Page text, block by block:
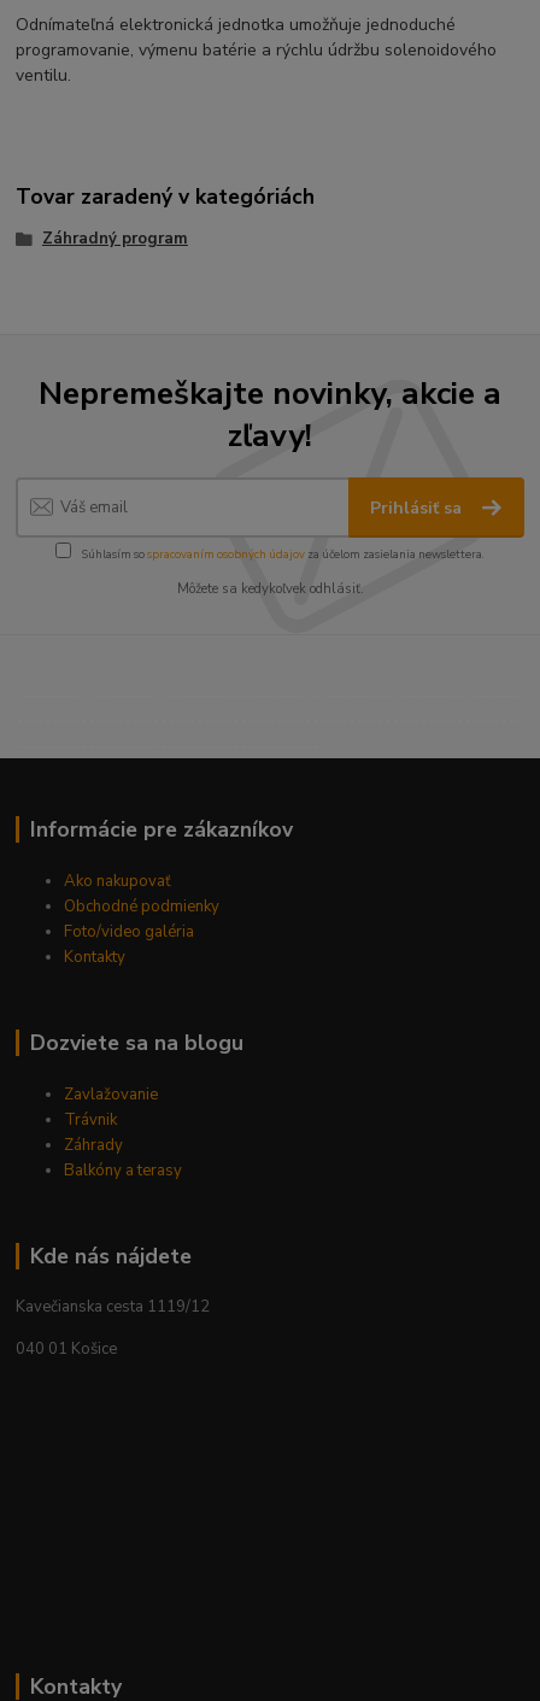
Odnímateľná elektronická jednotka umožňuje jednoduché
programovanie, výmenu batérie a rýchlu údržbu solenoidového
ventilu.
Tovar zaradený v kategóriách
Záhradný program
Nepremeškajte novinky, akcie a
zľavy!
Prihlásiť sa
Súhlasím sospracovaním osobných údajov za účelom zasielania newslettera.
Môžete sa kedykoľvek odhlásiť.
Informácie pre zákazníkov
Ako nakupovať
Obchodné podmienky
Foto/video galéria
Kontakty
Dozviete sa na blogu
Zavlažovanie
Trávnik
Záhrady
Balkóny a terasy
Kde nás nájdete
Kavečianska cesta 1119/12
040 01 Košice
Kontakty